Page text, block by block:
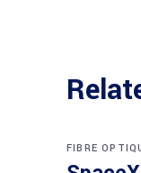
FIBRE